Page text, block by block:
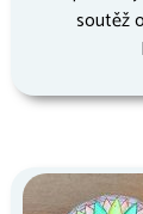
soutěž